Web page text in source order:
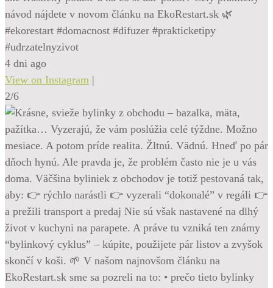
návod nájdete v novom článku na EkoRestart.sk 🌿
#ekorestart #domacnost #difuzer #prakticketipy
#udrzatelnyzivot
4 dni ago
View on Instagram |
2/6